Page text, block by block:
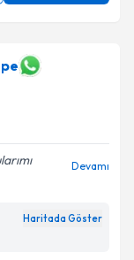
Devamı
Haritada Göster